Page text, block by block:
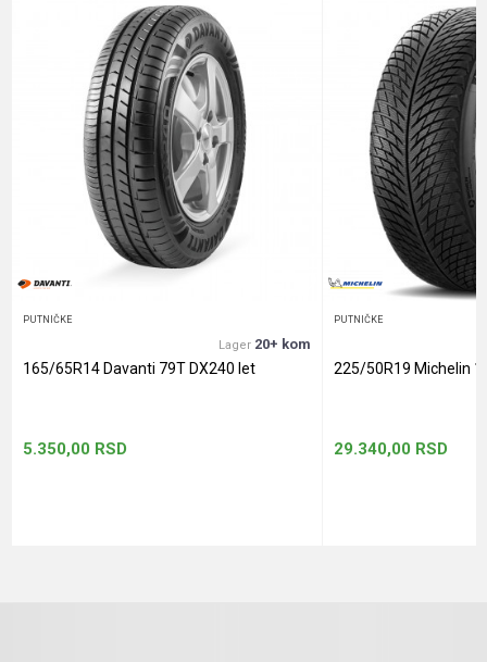
Anti-spam zaštita - izračunajte koliko je 4 + 1 :
PUTNIČKE
Lager 20+ kom
165/65R14 Davanti 79T DX240 let
5.350,00 RSD
PUTNIČKE
225/50R19 Michelin
29.340,00 RSD